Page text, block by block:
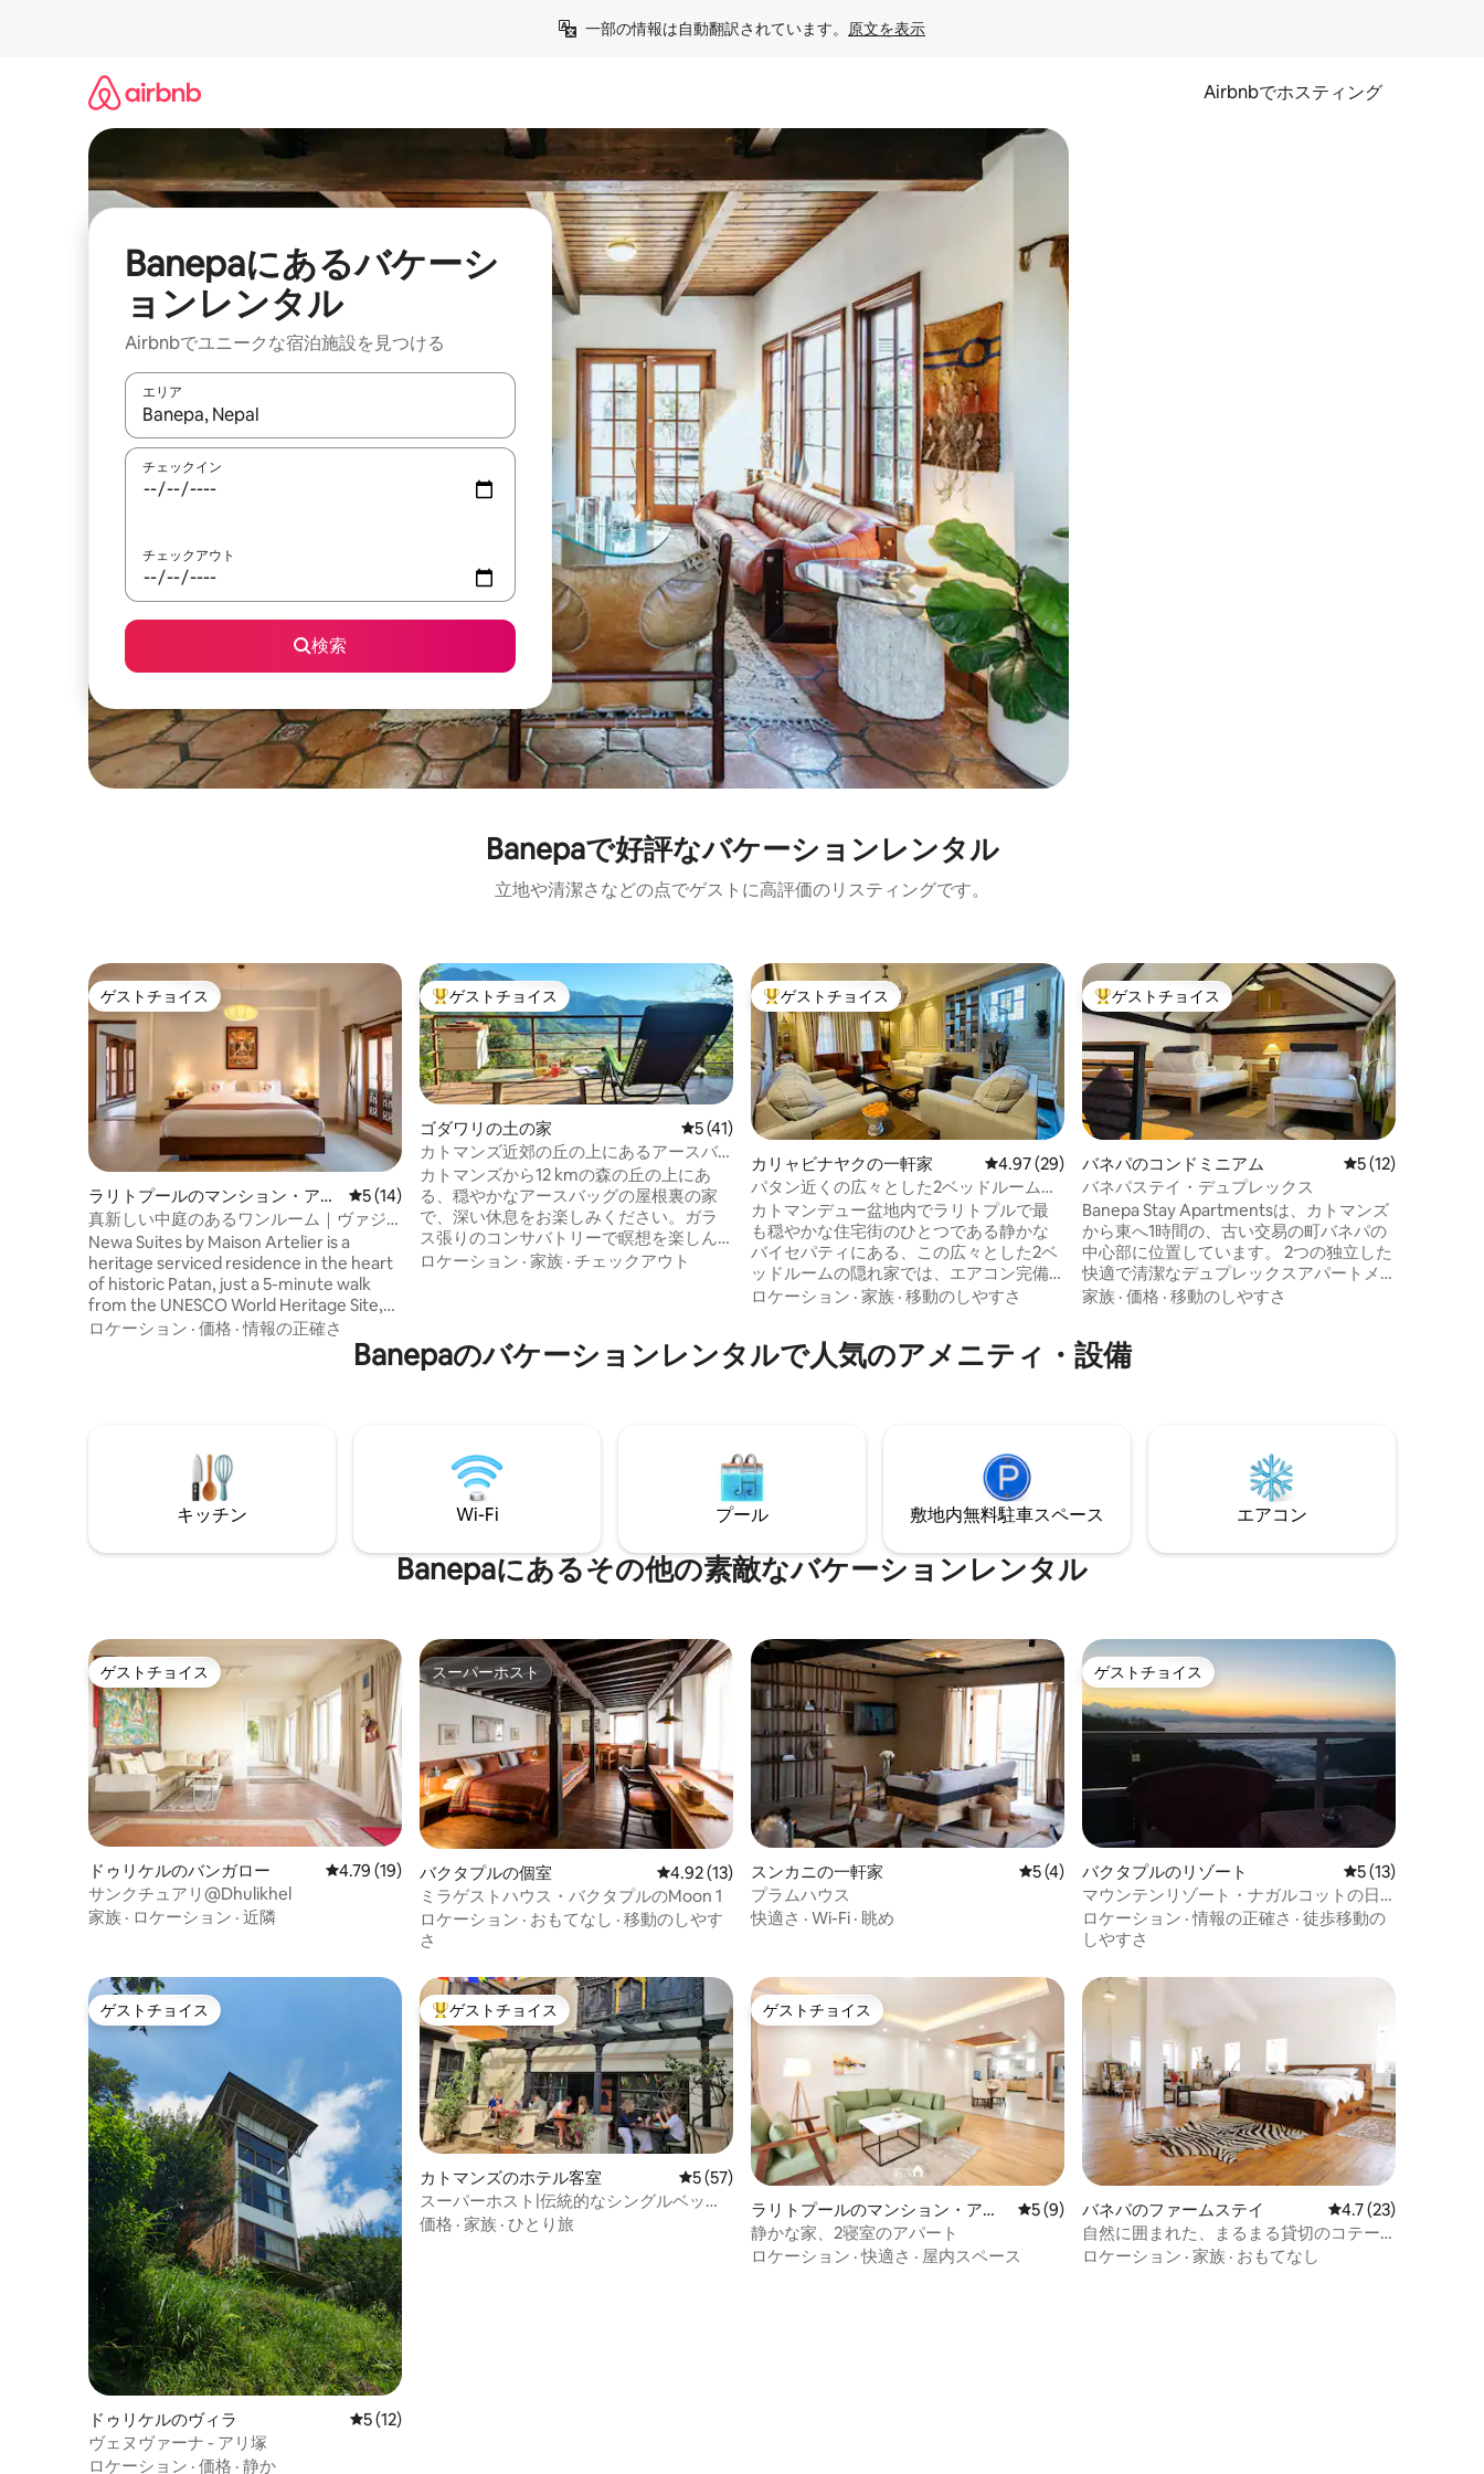
一部の情報は自動翻訳されています。 原文を表示
Airbnbでホスティング
Banepaにあるバケーシ
ョンレンタル
Airbnbでユニークな宿泊施設を見つける
エリア
検索結果が表示されたら、上下の矢印キーを使って移動するか、画面をタッチまたはスワイプして検索結果を確認することができます。
チェックイン
チェックアウト
検索
Banepaで好評なバケーションレンタル
立地や清潔さなどの点でゲストに高評価のリスティングです。
ゲストチョイス
ゲストチョイス
ラリトプールのマンション・アパ
ート
レビュー14件、5つ星中5つ星の平均評価
5 (14)
真新しい中庭のあるワンルーム｜ヴァジ
ュラ
Newa Suites by Maison Artelier is a
heritage serviced residence in the heart
of historic Patan, just a 5-minute walk
from the UNESCO World Heritage Site,
Patan Durbar Square. Owned by one of
beautifully restored brick building with
ロケーション · 価格 ·情報の正確さ
大好評のゲストチョイスです。
ゲストチョイス
ゴダワリの土の家 レビュー41件、5つ星中5つ星の平均評価
5 (41)
カトマンズ近郊の丘の上にあるアースバ
ッグのサンクチュアリ
カトマンズから12 kmの森の丘の上にあ
る、穏やかなアースバッグの屋根裏の家
で、深い休息をお楽しみください。ガラ
ス張りのコンサバトリーで瞑想を楽しん
だり、緑豊かな食用植物の森の上のデッ
目を覚まし、ヒマラヤの景色を眺めなが
らお茶を飲んだり、森の小道を散策した
ークな聖域で、心を解放し、くつろぎ、
充電しましょう。完全な安らぎ。
ロケーション · 家族 · チェックアウト
大好評のゲストチョイスです。
ゲストチョイス
カリャビナヤクの一軒家 レビュー29件、5つ星中4.97つ星の平均評価
4.97 (29)
パタン近くの広々とした2ベッドルームの
隠れ家 | ヒマラヤの眺望
カトマンデュー盆地内でラリトプルで最
も穏やかな住宅街のひとつである静かな
バイセパティにある、この広々とした2ベ
ッドルームの隠れ家では、エアコン完備
の寝室から息をのむようなヒマラヤ山脈
パタンとカトマンズ中心部に近いこの宿
Villaです。カトマンズ渓谷で、落ち着いて
よく管理された滞在を提供しています。
ロケーション · 家族 · 移動のしやすさ
大好評のゲストチョイスです。
ゲストチョイス
バネパのコンドミニアム レビュー12件、5
5 (12)
バネパステイ・デュプレックス
Banepa Stay Apartmentsは、カトマンズ
から東へ1時間の、古い交易の町バネパの
中心部に位置しています。 2つの独立した
快適で清潔なデュプレックスアパートメ
ントは、静かで緑豊かな専用の中庭を共
古いネパールの村の家の美しさをゲスト
は長期滞在と短期滞在の両方にご利用い
家族 · 価格 · 移動のしやすさ
Banepaのバケーションレンタルで人気のアメニティ・設備
キッチン Wi-Fi プール 敷地内無料駐⁠車ス⁠ペ⁠ー⁠ス エアコン
Banepaにあるその他の素敵なバケーションレンタル
ゲストチョイス
ゲストチョイス
ドゥリケルのバンガロー レビュー19件、5つ星中4.79つ星の平均評価
4.79 (19)
サンクチュアリ@Dhulikhel
家族 · ロケーション · 近隣
スーパーホスト
スーパーホスト
バクタプルの個室 レビュー13件、5つ星中4.92つ星の平均評価
4.92 (13)
ミラゲストハウス・バクタプルのMoon 1
ロケーション · おもてなし · 移動のしやす
さ
スンカニの一軒家 レビュー4件、5つ星中5つ星の平均評価
5 (4)
プラムハウス
快適さ · Wi-Fi · 眺め
ゲストチョイス
ゲストチョイス
バクタプルのリゾート レビュー13件、5
5 (13)
マウンテンリゾート・ナガルコットの日
の出ルーム
ロケーション ·情報の正確さ · 徒歩移動の
しやすさ
ゲストチョイス
ゲストチョイス
ドゥリケルのヴィラ レビュー12件、5つ星中5つ星の平均評価
5 (12)
ヴェヌヴァーナ - アリ塚
ロケーション · 価格 · 静か
大好評のゲストチョイスです。
ゲストチョイス
カトマンズのホテル客室 レビュー57件、5つ星中5つ星の平均評価
5 (57)
スーパーホスト|伝統的なシングルベッド
＆朝食付き！
価格 · 家族 · ひとり旅
ゲストチョイス
ゲストチョイス
ラリトプールのマンション・アパ
ート
レビュー9件、5つ星中5つ星の平均評価
5 (9)
静かな家、2寝室のアパート
ロケーション ·快適さ · 屋内スペース
バネパのファームステイ レビュー23件、5つ
4.7 (23)
自然に囲まれた、まるまる貸切のコテー
ジ
ロケーション · 家族 · おもてなし